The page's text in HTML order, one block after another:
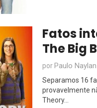
Fatos
The Big
porPaulo
Separamos 16
provavelmente
Theory...